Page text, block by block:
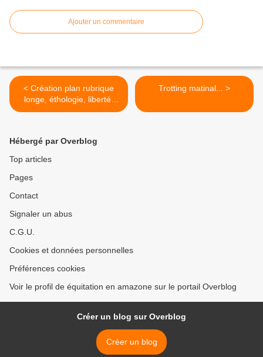
Ajouter un commentaire
< Création plan rubrique
longe, éthologie, liberté,
jeux à pieds
Trotting matinal... >
Hébergé par Overblog
Top articles
Pages
Contact
Signaler un abus
C.G.U.
Cookies et données personnelles
Préférences cookies
Voir le profil de équitation en amazone sur le portail Overblog
Créer un blog sur Overblog
Créer un blog